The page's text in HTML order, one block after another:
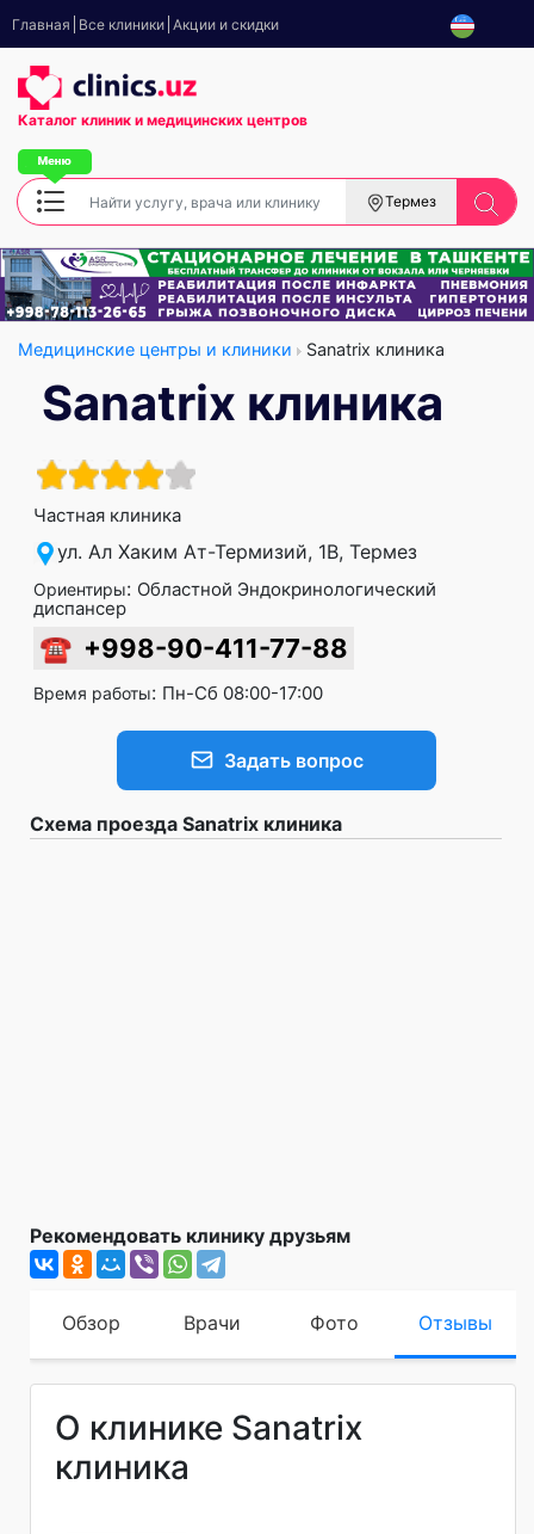
Главная Все клиники Акции и скидки
Каталог клиник и медицинских центров
Термез
Медицинские центры и клиники Sanatrix клиника
Sanatrix клиника
Частная клиника
ул. Ал Хаким Ат-Термизий, 1B, Термез
Ориентиры: Областной Эндокринологический
диспансер
☎ +998-90-411-77-88
Время работы: Пн-Сб 08:00-17:00
Задать вопрос
Схема проезда Sanatrix клиника
Рекомендовать клинику друзьям
Обзор Врачи Фото Отзывы
О клинике Sanatrix
клиника